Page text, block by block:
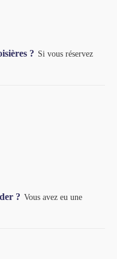
? Si vous réservez
? Vous avez eu une